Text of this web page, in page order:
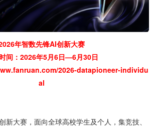
年智数先锋AI创新大赛
间：2026年5月6日—6月30日
2026-datapioneer-individu
al
大赛，面向全球高校学生及个人，集竞技、